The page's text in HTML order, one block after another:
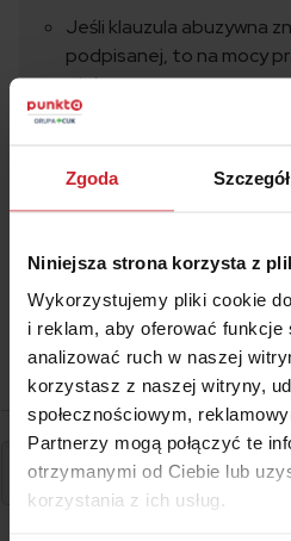
Zgoda
Niniejsza strona korzysta z
Wykorzystujemy pliki cookie
i reklam, aby oferować funkcje
analizować ruch w naszej
korzystasz z naszej witryny,
społecznościowym,
Partnerzy mogą połączyć te
otrzymanymi od Ciebie lub
korzystania z ich usług.
Jeśli klauzula abuzywna
podpisanej, to na mocy
wiążący.
O klauzuli abuzywnej
wypływu na kształt